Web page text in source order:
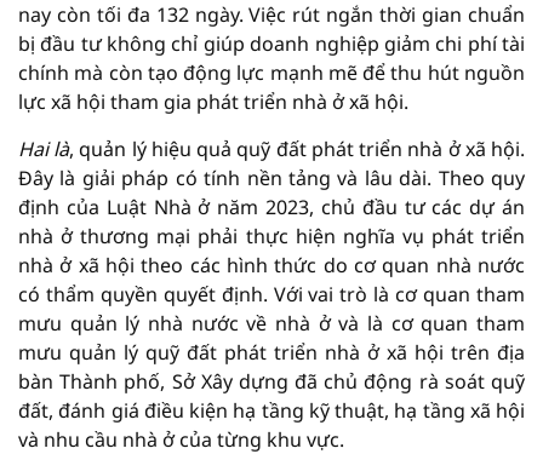
nay còn tối đa 132 ngày. Việc rút ngắn thời gian chuẩn
bị đầu tư không chỉ giúp doanh nghiệp giảm chi phí tài
chính mà còn tạo động lực mạnh mẽ để thu hút nguồn
lực xã hội tham gia phát triển nhà ở xã hội.
Hai là, quản lý hiệu quả quỹ đất phát triển nhà ở xã hội.
Đây là giải pháp có tính nền tảng và lâu dài. Theo quy
định của Luật Nhà ở năm 2023, chủ đầu tư các dự án
nhà ở thương mại phải thực hiện nghĩa vụ phát triển
nhà ở xã hội theo các hình thức do cơ quan nhà nước
có thẩm quyền quyết định. Với vai trò là cơ quan tham
mưu quản lý nhà nước về nhà ở và là cơ quan tham
mưu quản lý quỹ đất phát triển nhà ở xã hội trên địa
bàn Thành phố, Sở Xây dựng đã chủ động rà soát quỹ
đất, đánh giá điều kiện hạ tầng kỹ thuật, hạ tầng xã hội
và nhu cầu nhà ở của từng khu vực.